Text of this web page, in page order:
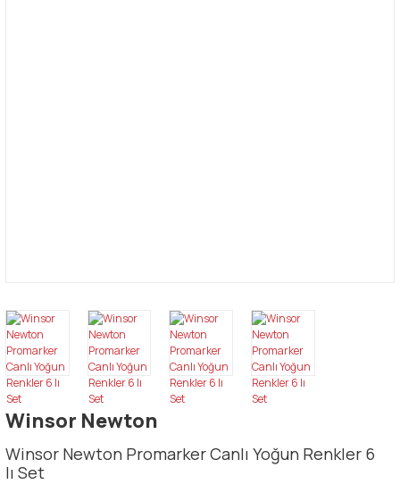
Winsor Newton
Winsor Newton Promarker Canlı Yoğun Renkler 6
lı Set